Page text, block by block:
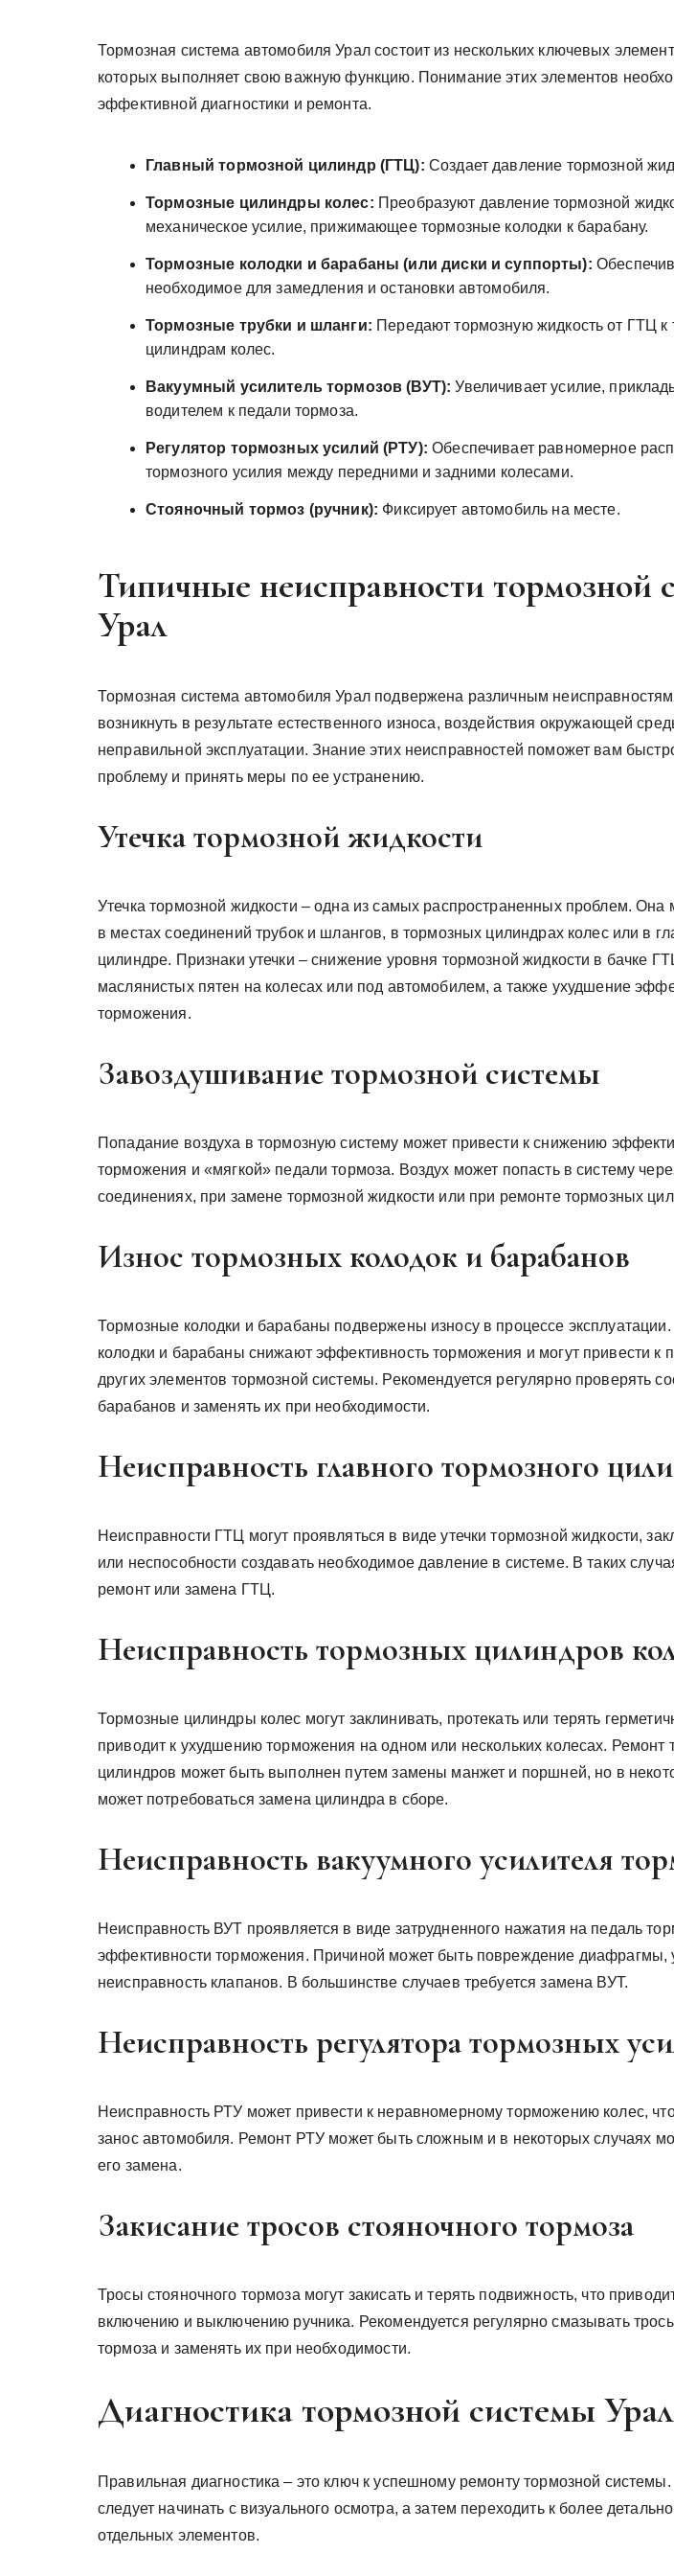
Тормозная система автомобиля Урал состоит из нескольких ключевых
которых выполняет свою важную функцию. Понимание этих элементов
эффективной диагностики и ремонта.
Главный тормозной цилиндр (ГТЦ): Создает давление тормозной
Тормозные цилиндры колес: Преобразуют давление тормозной
механическое усилие, прижимающее тормозные колодки к барабану.
Тормозные колодки и барабаны (или диски и суппорты):
необходимое для замедления и остановки автомобиля.
Тормозные трубки и шланги: Передают тормозную жидкость от ГТЦ
цилиндрам колес.
Вакуумный усилитель тормозов (ВУТ): Увеличивает усилие,
водителем к педали тормоза.
Регулятор тормозных усилий (РТУ): Обеспечивает равномерное
тормозного усилия между передними и задними колесами.
Стояночный тормоз (ручник): Фиксирует автомобиль на месте.
Типичные неисправности тормозной
Урал
Тормозная система автомобиля Урал подвержена различным
возникнуть в результате естественного износа, воздействия окружающей
неправильной эксплуатации. Знание этих неисправностей поможет вам
проблему и принять меры по ее устранению.
Утечка тормозной жидкости
Утечка тормозной жидкости – одна из самых распространенных проблем. Она
в местах соединений трубок и шлангов, в тормозных цилиндрах колес или в
цилиндре. Признаки утечки – снижение уровня тормозной жидкости в бачке
маслянистых пятен на колесах или под автомобилем, а также ухудшение
торможения.
Завоздушивание тормозной системы
Попадание воздуха в тормозную систему может привести к снижению
торможения и «мягкой» педали тормоза. Воздух может попасть в систему
соединениях, при замене тормозной жидкости или при ремонте тормозных
Износ тормозных колодок и барабанов
Тормозные колодки и барабаны подвержены износу в процессе
колодки и барабаны снижают эффективность торможения и могут привести к
других элементов тормозной системы. Рекомендуется регулярно проверять
барабанов и заменять их при необходимости.
Неисправность главного тормозного
Неисправности ГТЦ могут проявляться в виде утечки тормозной жидкости,
или неспособности создавать необходимое давление в системе. В таких
ремонт или замена ГТЦ.
Неисправность тормозных цилиндров
Тормозные цилиндры колес могут заклинивать, протекать или терять
приводит к ухудшению торможения на одном или нескольких колесах. Ремонт
цилиндров может быть выполнен путем замены манжет и поршней, но в
может потребоваться замена цилиндра в сборе.
Неисправность вакуумного усилителя
Неисправность ВУТ проявляется в виде затрудненного нажатия на педаль
эффективности торможения. Причиной может быть повреждение диафрагмы,
неисправность клапанов. В большинстве случаев требуется замена ВУТ.
Неисправность регулятора тормозных
Неисправность РТУ может привести к неравномерному торможению колес,
занос автомобиля. Ремонт РТУ может быть сложным и в некоторых случаях
его замена.
Закисание тросов стояночного тормоза
Тросы стояночного тормоза могут закисать и терять подвижность, что
включению и выключению ручника. Рекомендуется регулярно смазывать
тормоза и заменять их при необходимости.
Диагностика тормозной системы Урал
Правильная диагностика – это ключ к успешному ремонту тормозной системы.
следует начинать с визуального осмотра, а затем переходить к более
отдельных элементов.